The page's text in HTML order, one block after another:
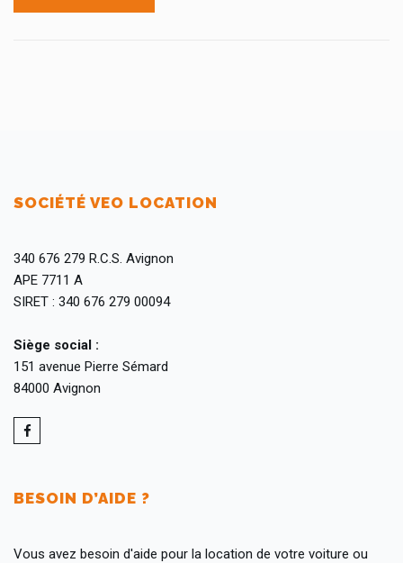
SOCIÉTÉ VEO LOCATION
340 676 279 R.C.S. Avignon
APE 7711 A
SIRET : 340 676 279 00094
Siège social :
151 avenue Pierre Sémard
84000 Avignon
BESOIN D’AIDE ?
Vous avez besoin d'aide pour la location de votre voiture ou